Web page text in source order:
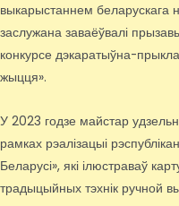
выкарыстаннем беларускага
заслужана заваёўвалі
конкурсе дэкаратыўна-
жыцця».
У 2023 годзе майстар
рамках рэалізацыі
Беларусі», які ілюстраваў
традыцыйных тэхнік ручной